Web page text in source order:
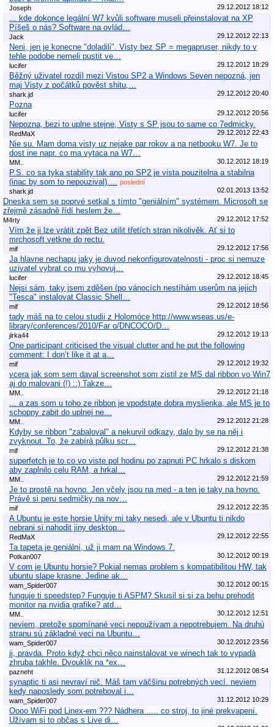
Joseph 29.12.2012 18:12
... kde dokonce legální W7 kvůli software museli přeinstalovat na XP
Píšeš o nás? Software na ovlád…
Jack 29.12.2012 22:13
Neni, jen je konecne "doladili". Visty bez SP = megapruser, nikdy to v
tehle podobe nemeli pustit ve…
lucifer 29.12.2012 18:29
Běžný uživatel rozdíl mezi Vistou SP2 a Windows Seven nepozná, jen
maj Visty z počátků pověst shitu,…
shark.jd 29.12.2012 20:40
Pozna
lucifer 29.12.2012 20:56
Nepozna, bezi to uplne stejne, Visty s SP jsou to same co 7edmicky.
RedMaX 29.12.2012 22:43
Nie su. Mam doma visty uz nejake par rokov a na netbooku W7. Je to
dost ine napr. co ma vytaca na W7…
MM.. 30.12.2012 18:19
P.S. co sa tyka stability tak ano po SP2 je vista pouzitelna a stabilna
(inac by som to nepouzival).…
poslední
shark.jd
02.01.2013 13:52
Dneska sem se poprvé setkal s tímto "geniálním" systémem. Microsoft se
zřejmě zásadně řídí heslem že…
M4rty 29.12.2012 17:52
Vím že ji lze vrátit zpět Bez utilit třetích stran nikolivěk. Ať si to
mrchosoft vetkne do rectu.
mif 29.12.2012 17:56
Ja hlavne nechapu jaky je duvod nekonfigurovatelnosti - proc si nemuze
uzivatel vybrat co mu vyhovuj…
lucifer 29.12.2012 18:45
Nejsi sám, taky jsem zděšen (po vánocích nestíhám userům na jejich
"Tesca" instalovat Classic Shell…
mif 29.12.2012 18:56
tady máš na to celou studii z Holomóce http://www.wseas.us/e-
library/conferences/2010/Far o/DNCOCO/D…
jirka44 29.12.2012 19:13
One participant criticised the visual clutter and he put the following
comment: I don’t like it at a…
mif 29.12.2012 19:32
vcera jak som sem daval screenshot som zistil ze MS dal ribbon vo Win7
aj do malovani (!) ::) Takze…
MM.. 29.12.2012 21:18
... a zas som u toho ze ribbon je vpodstate dobra myslienka, ale MS je to
schopny zabit do uplnej ne…
MM.. 29.12.2012 21:28
Kdyby se ribbon "zabaloval" a nekurvil odkazy, dalo by se na něj i
zvyknout. To, že zabírá půlku scr…
mif 29.12.2012 21:38
superfetch je to co vo viste pol hodinu po zapnuti PC hrkalo s diskom
aby zaplnilo celu RAM, a hrkal…
MM.. 29.12.2012 21:59
Je to prostě na hovno. Jen včely jsou na med - a ten je taky na hovno.
Právě si peru sedmičky na nov…
mif 29.12.2012 22:35
A Ubuntu je este horsie Unity mi taky nesedi, ale v Ubuntu ti nikdo
nebrani si nahodit jiny desktop…
RedMaX 29.12.2012 22:55
Ta tapeta je geniální, už ji mam na Windows 7.
Potkan007 30.12.2012 00:19
V com je Ubuntu horsie? Pokial nemas problem s kompatibilitou HW, tak
ubuntu slape krasne. Jedine ak…
wam_Spider007 30.12.2012 00:15
funguje ti speedstep? Funguje ti ASPM? Skusil si si za behu prehodit
monitor na nvidia grafike? atd…
MM.. 30.12.2012 12:51
neviem, pretože spomínané veci nepoužívam a nepotrebujem. Na druhú
stranu sú základné veci na Ubuntu…
wam_Spider007 30.12.2012 23:56
jj, pravda. Proto když chci něco nainstalovat ve winech tak to vypadá
zhruba takhle. Dvouklik na *ex…
pazneht 31.12.2012 08:54
synaptic ti asi nevraví nič. Máš tam väčšinu potrebných vecí. neviem
kedy naposledy som potreboval i…
wam_Spider007 31.12.2012 10:29
Oooo WiFi pod Linex-em ??? Nádhera ..... co stroj, to jiné prekvapení.
Užívam si to občas s Live di…